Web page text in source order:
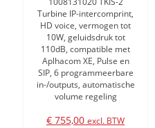
Turbine IP-intercomprint,
HD voice, vermogen tot
10W, geluidsdruk tot
110dB, compatible met
Aplhacom XE, Pulse en
SIP, 6 programmeerbare
in-/outputs, automatische
volume regeling
€ 755,00excl. BTW